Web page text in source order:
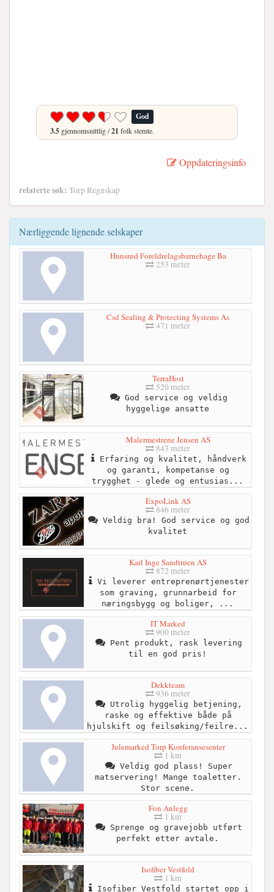
God
3.5 gjennomsnittlig /21 folk stemte.
Oppdateringsinfo
relaterte søk: Torp Regnskap
Nærliggende lignende selskaper
Hunsrød Foreldrelagsbarnehage Ba
253 meter
Csd Sealing & Protecting Systems As
471 meter
TerraHost
520 meter
God service og veldig
hyggelige ansatte
Malermestrene Jensen AS
843 meter
Erfaring og kvalitet, håndverk
og garanti, kompetanse og
trygghet - glede og entusias...
ExpoLink AS
846 meter
Veldig bra! God service og god
kvalitet
Karl Inge Sandtrøen AS
872 meter
Vi leverer entreprenørtjenester
som graving, grunnarbeid for
næringsbygg og boliger, ...
IT Marked
900 meter
Pent produkt, rask levering
til en god pris!
Dekkteam
936 meter
Utrolig hyggelig betjening,
raske og effektive både på
hjulskift og feilsøking/feilre...
Julemarked Torp Konferansesenter
1 km
Veldig god plass! Super
matservering! Mange toaletter.
Stor scene.
Fon Anlegg
1 km
Sprenge og gravejobb utført
perfekt etter avtale.
Isofiber Vestfold
1 km
Isofiber Vestfold startet opp i